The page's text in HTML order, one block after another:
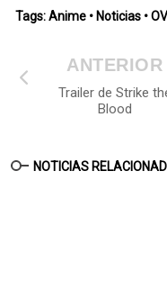
Tags:Anime • Noticias •
ANTERIOR
Trailer de Strike
Blood
NOTICIAS